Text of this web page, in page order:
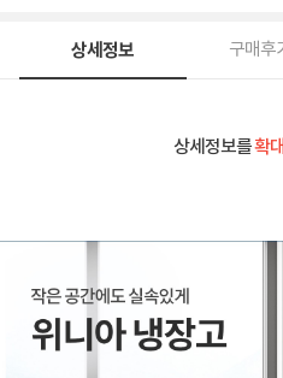
상세정보 구매후
상세정보를확대